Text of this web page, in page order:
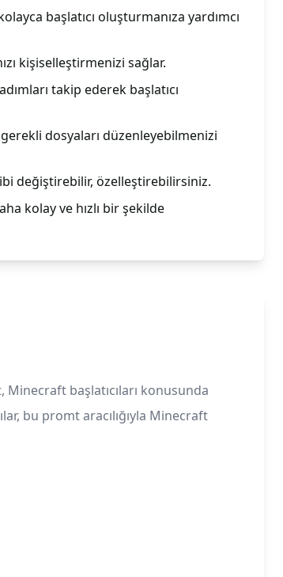
başlatıcı oluşturmanıza yardımcı
kişiselleştirmenizi sağlar.
takip ederek başlatıcı
dosyaları düzenleyebilmenizi
değiştirebilir, özelleştirebilirsiniz.
kolay ve hızlı bir şekilde
başlatıcıları konusunda
bu promt aracılığıyla Minecraft